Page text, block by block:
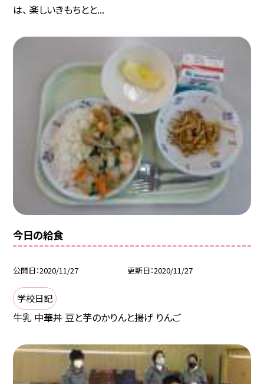
は、 楽しいきもちとと...
今日の給食
公開日 2020/11/27 更新日 2020/11/27
学校日記
牛乳 中華丼 豆と芋のかりんと揚げ りんご